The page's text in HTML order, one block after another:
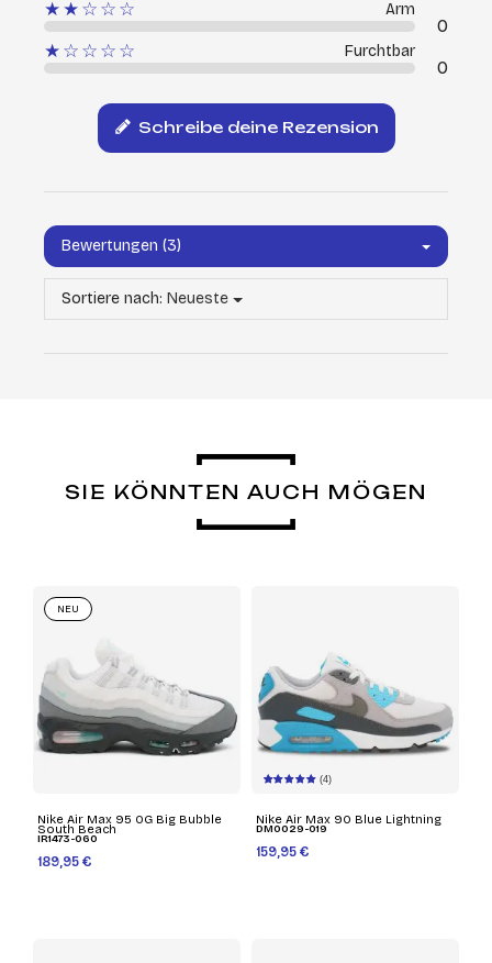
★★☆☆☆ Arm
0
★☆☆☆☆
Furchtbar
0
Schreibe deine Rezension
Bewertungen (3)
Sortiere nach: Neueste
SIE KÖNNTEN AUCH MÖGEN
Nike Air Max 95 OG Big Bubble
South Beach
IR1473-060
189,95 €
NEU
(4)
Nike Air Max 90 Blue Lightning
DM0029-019
159,95 €